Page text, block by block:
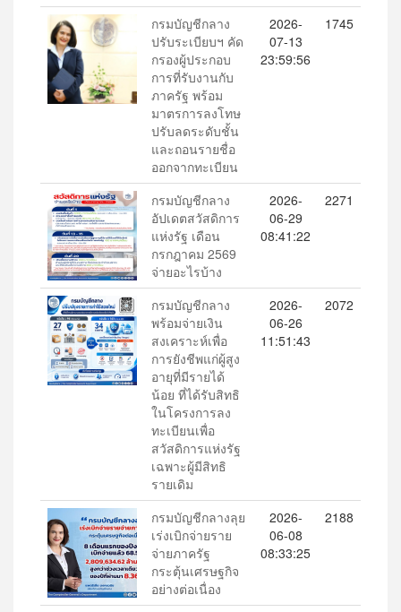
กรมบัญชีกลาง
ปรับระเบียบฯ คัด
กรองผู้ประกอบ
การที่รับงานกับ
ภาครัฐ พร้อม
มาตรการลงโทษ
ปรับลดระดับชั้น
และถอนรายชื่อ
ออกจากทะเบียน
2026-
07-13
23:59:56
1745
กรมบัญชีกลาง
อัปเดตสวัสดิการ
แห่งรัฐ เดือน
กรกฎาคม 2569
จ่ายอะไรบ้าง
2026-
06-29
08:41:22
2271
กรมบัญชีกลาง
พร้อมจ่ายเงิน
สงเคราะห์เพื่อ
การยังชีพแก่ผู้สูง
อายุที่มีรายได้
น้อย ที่ได้รับสิทธิ
ในโครงการลง
ทะเบียนเพื่อ
สวัสดิการแห่งรัฐ
เฉพาะผู้มีสิทธิ
รายเดิม
2026-
06-26
11:51:43
2072
กรมบัญชีกลางลุย
เร่งเบิกจ่ายราย
จ่ายภาครัฐ
กระตุ้นเศรษฐกิจ
อย่างต่อเนื่อง
2026-
06-08
08:33:25
2188